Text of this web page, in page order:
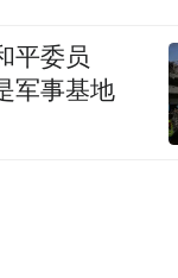
平委员
军事基地